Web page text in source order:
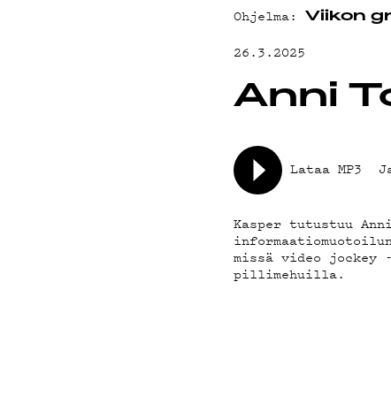
G LIVELAB
YSTÄVÄKLUBI
TIETOSUOJA
Ohjelma: Viikon
26.3.2025
Anni
Lataa MP3
Kasper tutustuu
missä video jockey
pillimehuilla.